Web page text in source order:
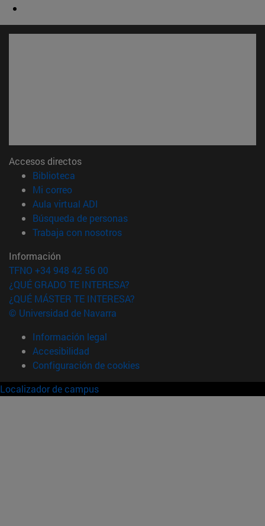
Accesos directos
Biblioteca
Mi correo(abre en nueva ventana)
Aula virtual ADI
Búsqueda de personas(abre en nueva ventana)
Trabaja con nosotros(abre en nueva ventana)
Información
TFNO +34 948 42 56 00
¿QUÉ GRADO TE INTERESA?
¿QUÉ MÁSTER TE INTERESA?
© Universidad de Navarra
Información legal
Accesibilidad
Configuración de cookies
Localizador de campus